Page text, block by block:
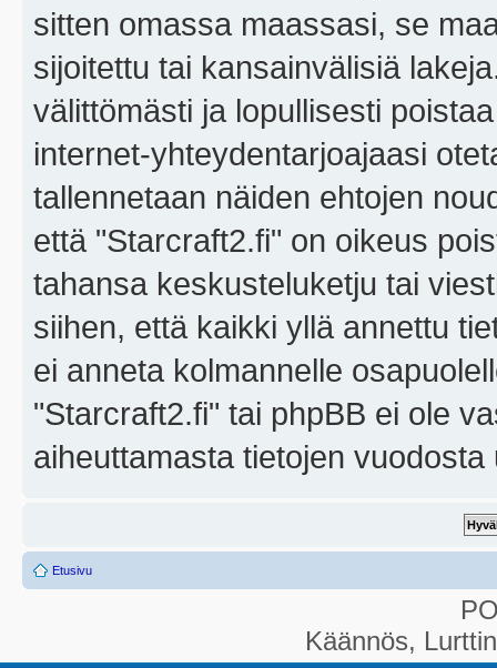
sitten omassa maassasi, se
sijoitettu tai kansainvälisiä
välittömästi ja lopullisesti
internet-yhteydentarjoajaasi
tallennetaan näiden ehtojen
että "Starcraft2.fi" on oikeus
tahansa keskusteluketju tai
siihen, että kaikki yllä annettu
ei anneta kolmannelle
"Starcraft2.fi" tai phpBB ei ole
aiheuttamasta tietojen
Etusivu
Käännös,